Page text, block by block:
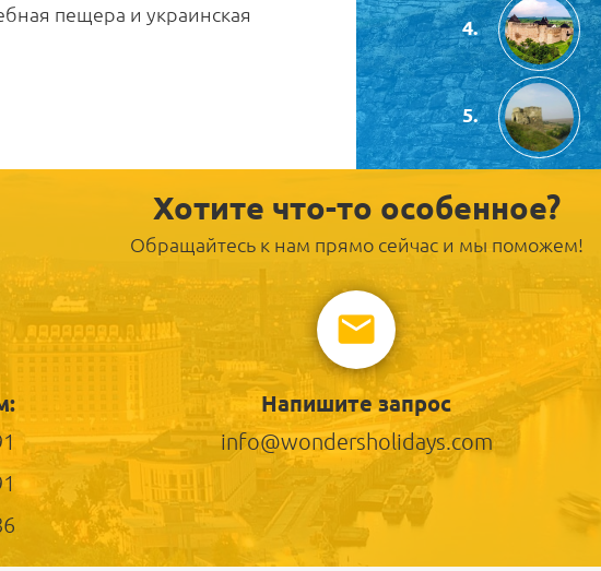
пещера и украинская
Хотите что-то особенное?
Обращайтесь к нам прямо сейчас и мы поможем!
Напишите запрос
info@wondersholidays.com